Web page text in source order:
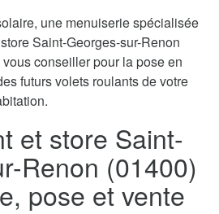
une menuiserie spécialisée
Saint-Georges-sur-Renon
conseiller pour la pose en
futurs volets roulants de votre
et store Saint-
Renon (01400)
pose et vente